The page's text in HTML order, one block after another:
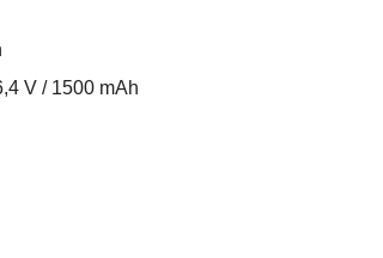
V / 1500 mAh